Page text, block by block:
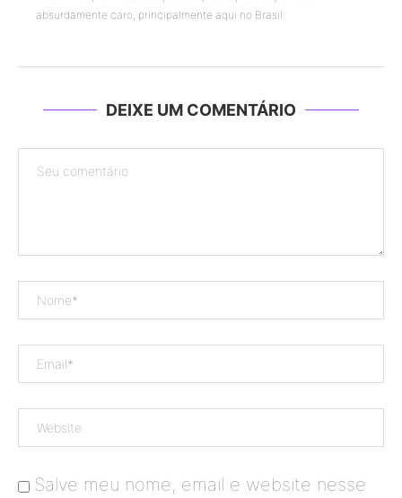
absurdamente caro, principalmente aqui no Brasil.
DEIXE UM COMENTÁRIO
Salve meu nome, email e website nesse